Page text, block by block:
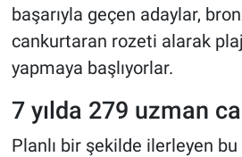
başarıyla geçen adaylar,
cankurtaran rozeti alarak
yapmaya başlıyorlar.
7 yılda 279 uzman
Planlı bir şekilde ilerleyen bu